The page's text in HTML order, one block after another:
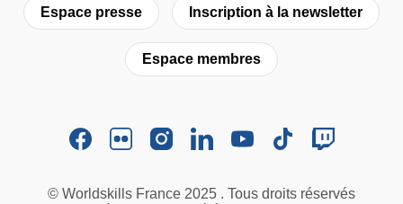
Espace presse Inscription à la newsletter
Espace membres
© Worldskills France 2025 . Tous droits réservés